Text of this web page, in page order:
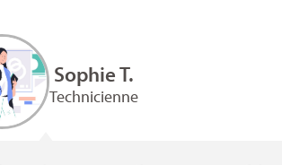
Sophie T.
Technicienne